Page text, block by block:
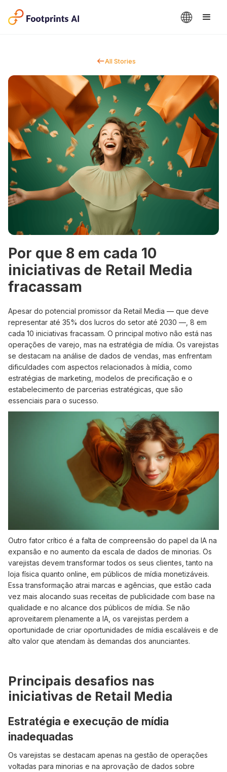
All Stories
Por que 8 em cada 10
iniciativas de Retail Media
fracassam
Apesar do potencial promissor da Retail Media — que deve
representar até 35% dos lucros do setor até 2030 —, 8 em
cada 10 iniciativas fracassam. O principal motivo não está nas
operações de varejo, mas na estratégia de mídia. Os varejistas
se destacam na análise de dados de vendas, mas enfrentam
dificuldades com aspectos relacionados à mídia, como
estratégias de marketing, modelos de precificação e o
estabelecimento de parcerias estratégicas, que são
essenciais para o sucesso.
Outro fator crítico é a falta de compreensão do papel da IA na
expansão e no aumento da escala de dados de minorias. Os
varejistas devem transformar todos os seus clientes, tanto na
loja física quanto online, em públicos de mídia monetizáveis.
Essa transformação atrai marcas e agências, que estão cada
vez mais alocando suas receitas de publicidade com base na
qualidade e no alcance dos públicos de mídia. Se não
aproveitarem plenamente a IA, os varejistas perdem a
oportunidade de criar oportunidades de mídia escaláveis e de
alto valor que atendam às demandas dos anunciantes.
Principais desafios nas
iniciativas de Retail Media
Estratégia e execução de mídia
inadequadas
Os varejistas se destacam apenas na gestão de operações
voltadas para minorias e na aprovação de dados sobre